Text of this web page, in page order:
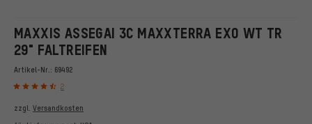
MAXXIS ASSEGAI 3C MAXXTERRA EXO WT TR
29" FALTREIFEN
Artikel-Nr.: 69492
2
zzgl. Versandkosten